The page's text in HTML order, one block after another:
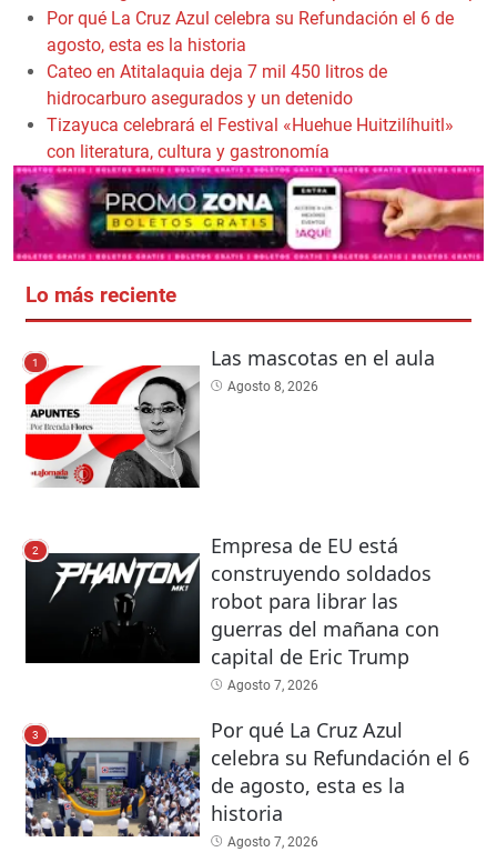
Por qué La Cruz Azul celebra su Refundación el 6 de
agosto, esta es la historia
Cateo en Atitalaquia deja 7 mil 450 litros de
hidrocarburo asegurados y un detenido
Tizayuca celebrará el Festival «Huehue Huitzilíhuitl»
con literatura, cultura y gastronomía
Lo más reciente
1 Las mascotas en el aula
Agosto 8, 2026
2
Empresa de EU está
construyendo soldados
robot para librar las
guerras del mañana con
capital de Eric Trump
Agosto 7, 2026
3
Por qué La Cruz Azul
celebra su Refundación el 6
de agosto, esta es la
historia
Agosto 7, 2026